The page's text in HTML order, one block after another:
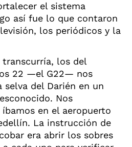
el sistema
así fue lo que contaron
los periódicos y la
los del
22 —el G22— nos
selva del Darién en un
Nos
en el aeropuerto
La instrucción de
era abrir los sobres